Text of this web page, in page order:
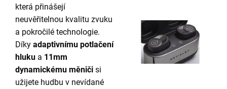
která přinášejí
neuvěřitelnou kvalitu zvuku
a pokročilé technologie.
Díky adaptivnímu potlačení
hluku a 11mm
dynamickému měniči si
užijete hudbu v nevídané